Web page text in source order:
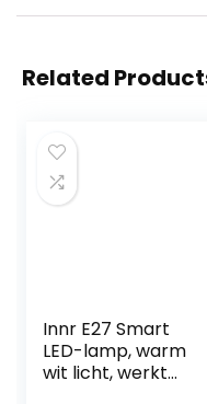
Related
Innr E27 Smart
LED-lamp, warm
wit licht, werkt